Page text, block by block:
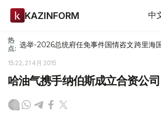
KAZINFORM 中
热
点: 选举-2026总统府任免事件国情咨文跨里海
15:22, 21 4月 2015
哈油气携手纳伯斯成立合资公司